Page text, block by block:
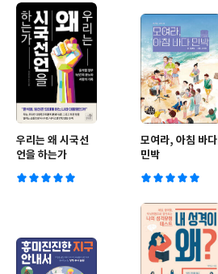
우리는 왜 시국선
언을 하는가
모여라, 아침 바다
민박